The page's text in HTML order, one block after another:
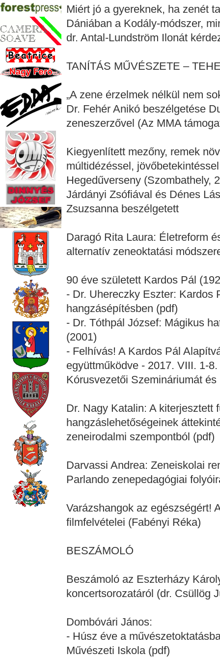
Miért jó a gyereknek, ha zenét
Dániában a Kodály-módszer,
dr. Antal-Lundström Ilonát
TANÍTÁS MŰVÉSZETE –
„A zene érzelmek nélkül nem
Dr. Fehér Anikó beszélgetése
zeneszerzővel (Az MMA
Kiegyenlített mezőny, remek
múltidézéssel,
Hegedűverseny (Szombathely,
Járdányi Zsófiával és Dénes
Zsuzsanna beszélgetett
Daragó Rita Laura: Életreform
alternatív zeneoktatási
90 éve született Kardos Pál
- Dr. Uhereczky Eszter: Kardos
hangzásépítésben (pdf)
- Dr. Tóthpál József: Mágikus
(2001)
- Felhívás! A Kardos Pál
együttműködve - 2017. VIII. 1-
Kórusvezetői Szemináriumát
Dr. Nagy Katalin: A kiterjesztett
hangzáslehetőségeinek
zeneirodalmi szempontból (pdf)
Darvassi Andrea: Zeneiskolai
Parlando zenepedagógiai
Varázshangok az egészségért!
filmfelvételei (Fabényi Réka)
BESZÁMOLÓ
Beszámoló az Eszterházy
koncertsorozatáról (dr. Csüllög
Dombóvári János:
- Húsz éve a
Művészeti Iskola (pdf)